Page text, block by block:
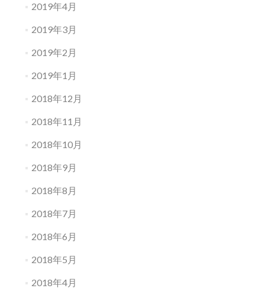
2019年4月
2019年3月
2019年2月
2019年1月
2018年12月
2018年11月
2018年10月
2018年9月
2018年8月
2018年7月
2018年6月
2018年5月
2018年4月